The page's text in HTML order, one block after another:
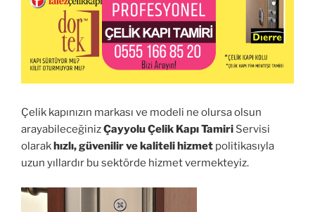
Çelik kapınızın markası ve modeli ne olursa olsun
arayabileceğinizÇayyolu Çelik Kapı Tamiri Servisi
olarak hızlı, güvenilir ve kaliteli hizmet politikasıyla
uzun yıllardır bu sektörde hizmet vermekteyiz.